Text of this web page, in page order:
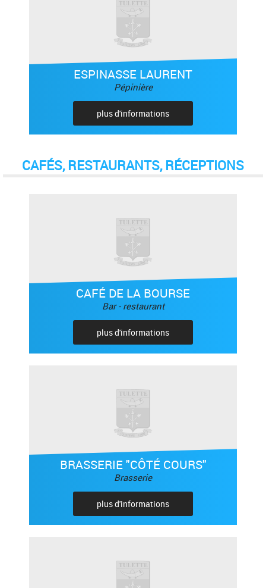
ESPINASSE LAURENT
Pépinière
plus d'informations
CAFÉS, RESTAURANTS, RÉCEPTIONS
CAFÉ DE LA BOURSE
Bar - restaurant
plus d'informations
BRASSERIE "CÔTÉ COURS"
Brasserie
plus d'informations